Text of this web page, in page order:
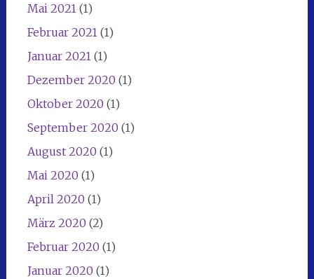
Mai 2021 (1)
Februar 2021 (1)
Januar 2021 (1)
Dezember 2020 (1)
Oktober 2020 (1)
September 2020 (1)
August 2020 (1)
Mai 2020 (1)
April 2020 (1)
März 2020 (2)
Februar 2020 (1)
Januar 2020 (1)